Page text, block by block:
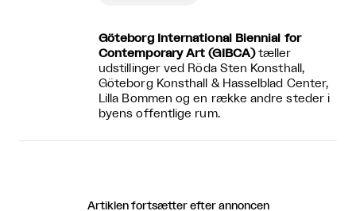
Göteborg International Biennial for
Contemporary Art (GIBCA)tæller
udstillinger ved Röda Sten Konsthall,
Göteborg Konsthall & Hasselblad Center,
Lilla Bommen og en række andre steder i
byens offentlige rum.
Artiklen fortsætter efter annoncen